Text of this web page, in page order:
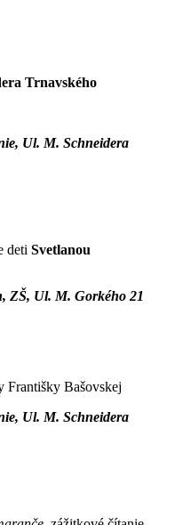
Trnavského
Ul. M. Schneidera
deti Svetlanou
ZŠ, Ul. M. Gorkého 21
Františky Bašovskej
Ul. M. Schneidera